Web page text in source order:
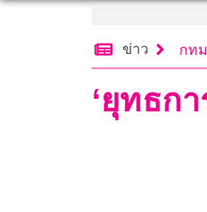
ข่าว กท
‘ยุทธก